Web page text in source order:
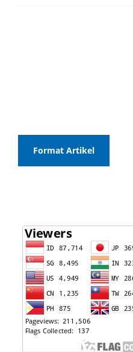
Format Artikel